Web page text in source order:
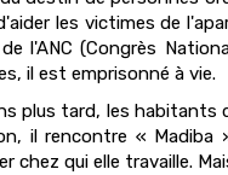
les victimes de
de l'ANC (Congrès
il est emprisonné à vie.
plus tard, les habitants
il rencontre « Madiba
chez qui elle travaille.